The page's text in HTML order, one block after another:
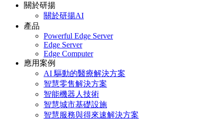
關於研揚
關於研揚AI
產品
Powerful Edge Server
Edge Server
Edge Computer
應用案例
AI 驅動的醫療解決方案
智慧零售解決方案
智能機器人技術
智慧城市基礎設施
智慧服務與得來速解決方案